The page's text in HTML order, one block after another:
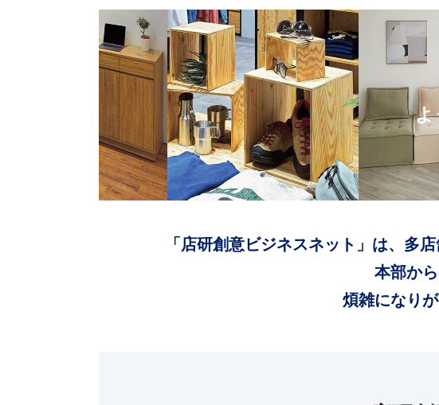
よ
「店研創意ビジネスネット」は、多
本部か
煩雑になり